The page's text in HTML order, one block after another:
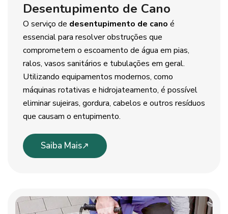
Desentupimento de Cano
O serviço de desentupimento de cano é
essencial para resolver obstruções que
comprometem o escoamento de água em pias,
ralos, vasos sanitários e tubulações em geral.
Utilizando equipamentos modernos, como
máquinas rotativas e hidrojateamento, é possível
eliminar sujeiras, gordura, cabelos e outros resíduos
que causam o entupimento.
Saiba Mais